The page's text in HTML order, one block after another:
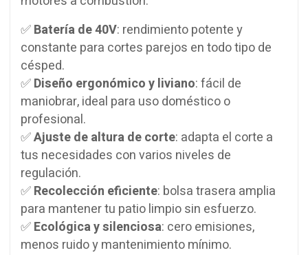
✅Batería de 40V: rendimiento potente y
constante para cortes parejos en todo tipo de
césped.
✅Diseño ergonómico y liviano: fácil de
maniobrar, ideal para uso doméstico o
profesional.
✅Ajuste de altura de corte: adapta el corte a
tus necesidades con varios niveles de
regulación.
✅Recolección eficiente: bolsa trasera amplia
para mantener tu patio limpio sin esfuerzo.
✅Ecológica y silenciosa: cero emisiones,
menos ruido y mantenimiento mínimo.